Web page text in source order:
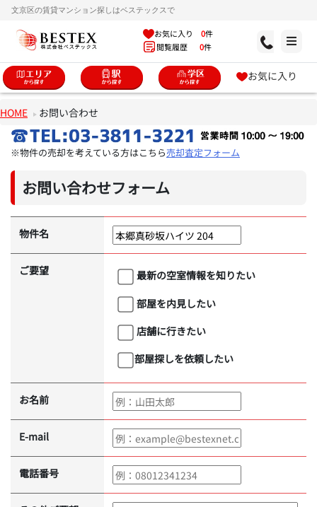
文京区の賃貸マンション探しはベステックスで
お気に入り 0件
閲覧履歴 0件
お気に入り
HOME お問い合わせ
※物件の売却を考えている方はこちら売却査定フォーム
お問い合わせフォーム
物件名
ご要望
最新の空室情報を知りたい
部屋を内見したい
店舗に行きたい
部屋探しを依頼したい
お名前
E-mail
電話番号